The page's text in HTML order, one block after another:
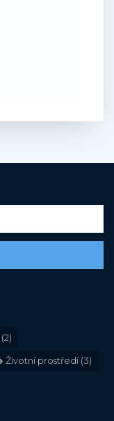
(2)
Životní prostředí(3)